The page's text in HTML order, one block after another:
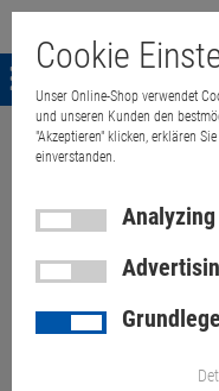
Menü
Weiter einkaufen
21,5"
Tiny-in-One
Soundbar
Cookie
Unser Online-Shop verwendet
und unseren Kunden den
"Akzeptieren" klicken, erklären
einverstanden.
Analyzing